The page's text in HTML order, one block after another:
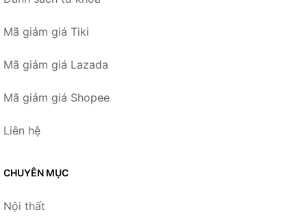
Mã giảm giá Tiki
Mã giảm giá Lazada
Mã giảm giá Shopee
Liên hệ
CHUYÊN MỤC
Nội thất